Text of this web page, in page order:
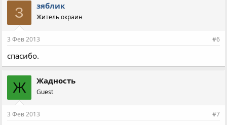
З зяблик
Житель окраин
3 Фев 2013 #6
спасибо.
Ж Жадность
Guest
3 Фев 2013 #7